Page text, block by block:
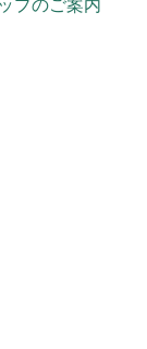
プのご案内